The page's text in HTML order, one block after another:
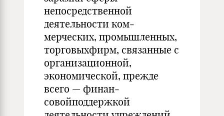
непосредственной
деятельности ком­
мерческих, промышленных,
торговыхфирм, связанные с
организационной,
экономической, прежде
всего — финан­
совойподдержкой